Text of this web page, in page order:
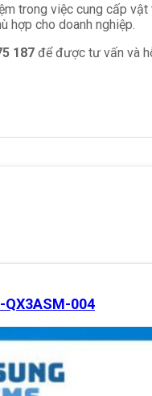
trong việc cung cấp
hợp cho doanh nghiệp.
187 để được tư vấn và
QX3ASM-004